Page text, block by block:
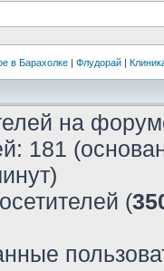
в Барахолке | Флудорай |
на
181
(